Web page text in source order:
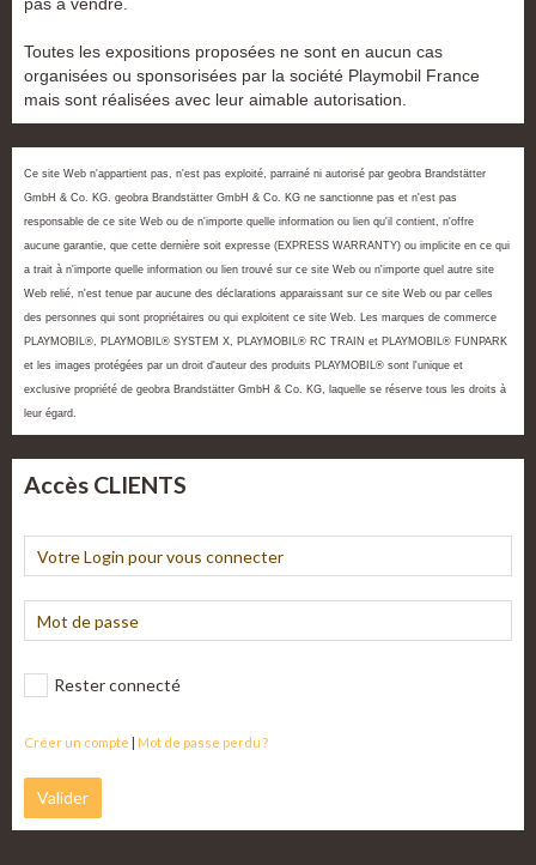
pas à vendre.
Toutes les expositions proposées ne sont en aucun cas
organisées ou sponsorisées par la société Playmobil France
mais sont réalisées avec leur aimable autorisation.
Ce site Web n'appartient pas, n'est pas exploité, parrainé ni autorisé par geobra Brandstätter
GmbH & Co. KG. geobra Brandstätter GmbH & Co. KG ne sanctionne pas et n'est pas
responsable de ce site Web ou de n'importe quelle information ou lien qu'il contient, n'offre
aucune garantie, que cette dernière soit expresse (EXPRESS WARRANTY) ou implicite en ce qui
a trait à n'importe quelle information ou lien trouvé sur ce site Web ou n'importe quel autre site
Web relié, n'est tenue par aucune des déclarations apparaissant sur ce site Web ou par celles
des personnes qui sont propriétaires ou qui exploitent ce site Web. Les marques de commerce
PLAYMOBIL®, PLAYMOBIL® SYSTEM X, PLAYMOBIL® RC TRAIN et PLAYMOBIL® FUNPARK
et les images protégées par un droit d'auteur des produits PLAYMOBIL® sont l'unique et
exclusive propriété de geobra Brandstätter GmbH & Co. KG, laquelle se réserve tous les droits à
leur égard.
Accès CLIENTS
Rester connecté
Créer un compte Mot de passe perdu ?
Valider